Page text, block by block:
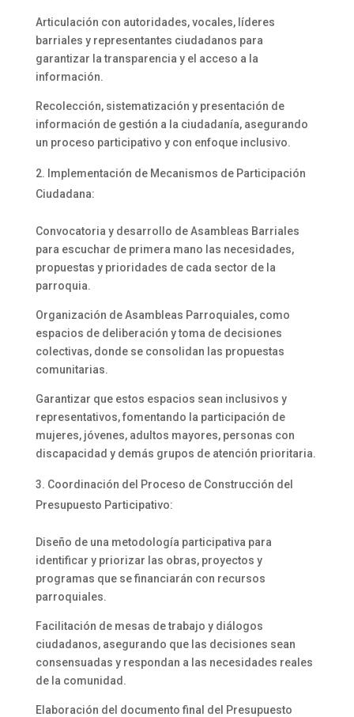
Articulación con autoridades, vocales, líderes
barriales y representantes ciudadanos para
garantizar la transparencia y el acceso a la
información.
Recolección, sistematización y presentación de
información de gestión a la ciudadanía, asegurando
un proceso participativo y con enfoque inclusivo.
Implementación de Mecanismos de Participación
Ciudadana:
Convocatoria y desarrollo de Asambleas Barriales
para escuchar de primera mano las necesidades,
propuestas y prioridades de cada sector de la
parroquia.
Organización de Asambleas Parroquiales, como
espacios de deliberación y toma de decisiones
colectivas, donde se consolidan las propuestas
comunitarias.
Garantizar que estos espacios sean inclusivos y
representativos, fomentando la participación de
mujeres, jóvenes, adultos mayores, personas con
discapacidad y demás grupos de atención prioritaria.
Coordinación del Proceso de Construcción del
Presupuesto Participativo:
Diseño de una metodología participativa para
identificar y priorizar las obras, proyectos y
programas que se financiarán con recursos
parroquiales.
Facilitación de mesas de trabajo y diálogos
ciudadanos, asegurando que las decisiones sean
consensuadas y respondan a las necesidades reales
de la comunidad.
Elaboración del documento final del Presupuesto